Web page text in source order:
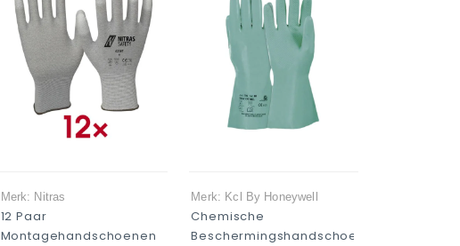
Merk: Nitras
12 Paar
Montagehandschoenen
Merk: Kcl By Honeywell
Chemische
Beschermingshandschoenen